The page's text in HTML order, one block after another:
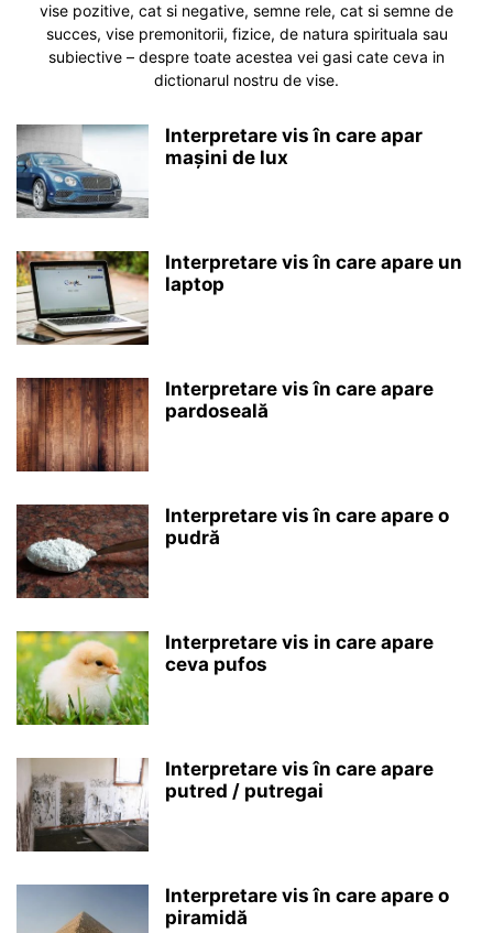
vise pozitive, cat si negative, semne rele, cat si semne de
succes, vise premonitorii, fizice, de natura spirituala sau
subiective – despre toate acestea vei gasi cate ceva in
dictionarul nostru de vise.
Interpretare vis în care apar
mașini de lux
Interpretare vis în care apare un
laptop
Interpretare vis în care apare
pardoseală
Interpretare vis în care apare o
pudră
Interpretare vis in care apare
ceva pufos
Interpretare vis în care apare
putred / putregai
Interpretare vis în care apare o
piramidă